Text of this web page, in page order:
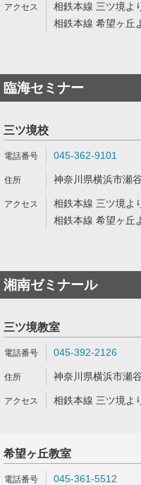
相鉄本線 三ツ境よ
相鉄本線 希望ヶ丘
臨海セミナー
三ツ境校
045-362-9101
神奈川県横浜市瀬
相鉄本線 三ツ境よ
相鉄本線 希望ヶ丘
湘南ゼミナール
三ツ境教室
045-392-2126
神奈川県横浜市瀬
相鉄本線 三ツ境よ
希望ヶ丘教室
045-361-5512